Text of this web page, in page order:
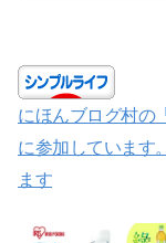
にほんブログ村の
に参加しています
ます